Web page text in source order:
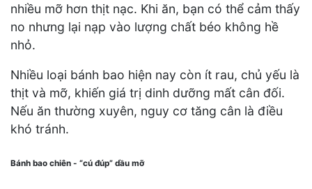
nhiều mỡ hơn thịt nạc. Khi ăn, bạn có thể cảm thấy
no nhưng lại nạp vào lượng chất béo không hề
nhỏ.
Nhiều loại bánh bao hiện nay còn ít rau, chủ yếu là
thịt và mỡ, khiến giá trị dinh dưỡng mất cân đối.
Nếu ăn thường xuyên, nguy cơ tăng cân là điều
khó tránh.
Bánh bao chiên - “cú đúp” dầu mỡ